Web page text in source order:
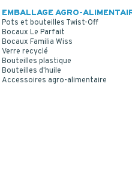
EMBALLAGE AGRO-
Pots et bouteilles Twist-Off
Bocaux Le Parfait
Bocaux Familia Wiss
Verre recyclé
Bouteilles plastique
Bouteilles d'huile
Accessoires agro-alimentaire